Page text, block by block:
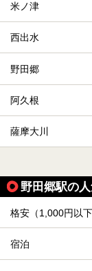
米ノ津
西出水
野田郷
阿久根
薩摩大川
野田郷駅の
格安（1,000円以下
宿泊